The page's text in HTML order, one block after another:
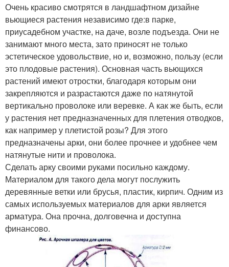
Очень красиво смотрятся в ландшафтном дизайне
вьющиеся растения независимо где:в парке,
приусадебном участке, на даче, возле подъезда. Они не
занимают много места, зато приносят не только
эстетическое удовольствие, но и, возможно, пользу (если
это плодовые растения). Основная часть вьющихся
растений имеют отростки, благодаря которым они
закрепляются и разрастаются даже по натянутой
вертикально проволоке или веревке. А как же быть, если
у растения нет предназначенных для плетения отводков,
как например у плетистой розы? Для этого
предназначены арки, они более прочнее и удобнее чем
натянутые нити и проволока.
Сделать арку своими руками посильно каждому.
Материалом для такого дела могут послужить
деревянные ветки или брусья, пластик, кирпич. Одним из
самых используемых материалов для арки является
арматура. Она прочна, долговечна и доступна
финансово.